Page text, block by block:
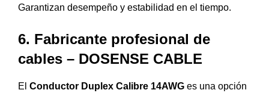
Garantizan desempeño y estabilidad en el tiempo.
6. Fabricante profesional de
cables – DOSENSE CABLE
El Conductor Duplex Calibre 14AWG es una opción